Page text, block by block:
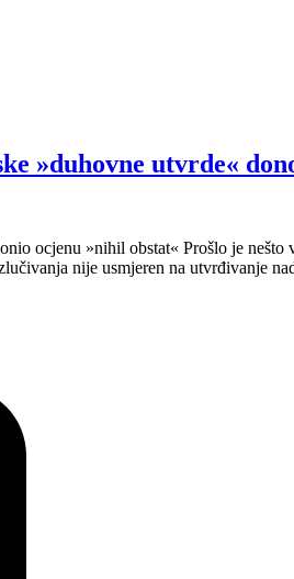
»duhovne utvrde«
ocjenu »nihil obstat« Prošlo je
nije usmjeren na utvrđivanje